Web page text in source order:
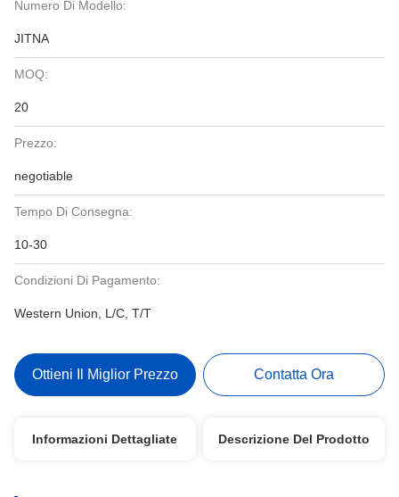
Numero Di Modello:
JITNA
MOQ:
20
Prezzo:
negotiable
Tempo Di Consegna:
10-30
Condizioni Di Pagamento:
Western Union, L/C, T/T
Ottieni Il Miglior Prezzo Contatta Ora
Informazioni Dettagliate Descrizione Del Prodotto